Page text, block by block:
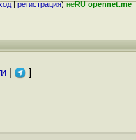
|регистрация)неRUopennet.me
| ]